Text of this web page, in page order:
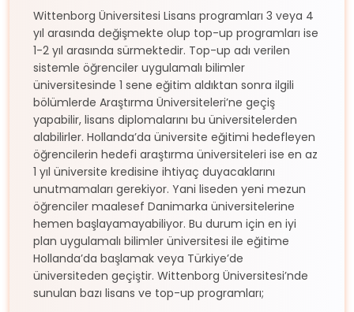
Wittenborg Üniversitesi Lisans programları 3 veya 4
yıl arasında değişmekte olup top-up programları ise
1-2 yıl arasında sürmektedir. Top-up adı verilen
sistemle öğrenciler uygulamalı bilimler
üniversitesinde 1 sene eğitim aldıktan sonra ilgili
bölümlerde Araştırma Üniversiteleri’ne geçiş
yapabilir, lisans diplomalarını bu üniversitelerden
alabilirler. Hollanda’da üniversite eğitimi hedefleyen
öğrencilerin hedefi araştırma üniversiteleri ise en az
1 yıl üniversite kredisine ihtiyaç duyacaklarını
unutmamaları gerekiyor. Yani liseden yeni mezun
öğrenciler maalesef Danimarka üniversitelerine
hemen başlayamayabiliyor. Bu durum için en iyi
plan uygulamalı bilimler üniversitesi ile eğitime
Hollanda’da başlamak veya Türkiye’de
üniversiteden geçiştir. Wittenborg Üniversitesi’nde
sunulan bazı lisans ve top-up programları;